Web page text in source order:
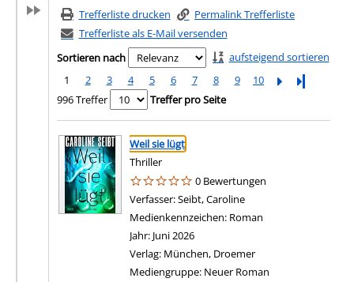
Trefferliste drucken
Permalink Trefferliste
Trefferliste als E-Mail versenden
Sortieren nach
aufsteigend sortieren
1
2 3 4 5 6 7 8 9 10
Letzte Seite
996 Treffer
Treffer pro Seite
Suchergebnis
Zu den Suchfiltern springen
Weil sie lügt
Thriller
0 Bewertungen
Verfasser:Seibt, Caroline
Medienkennzeichen: Roman
Jahr: Juni 2026
Verlag: München, Droemer
Mediengruppe: Neuer Roman